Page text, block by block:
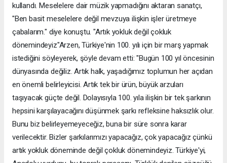
kullandı. Meselelere dair müzik yapmadığını aktaran sanatçı,
"Ben basit meselelere değil mevzuya ilişkin işler üretmeye
çabalarım." diye konuştu. "Artık yokluk değil çokluk
dönemindeyiz"Arzen, Türkiye'nin 100. yılı için bir marş yapmak
istediğini söyleyerek, şöyle devam etti: "Bugün 100 yıl öncesinin
dünyasında değiliz. Artık halk, yaşadığımız toplumun her açıdan
en önemli belirleyicisi. Artık tek bir ürün, büyük arzuları
taşıyacak güçte değil. Dolayısıyla 100. yıla ilişkin bir tek şarkının
hepsini karşılayacağını düşünmek şarkı refleksine haksızlık olur.
Bunu biz belirleyemeyeceğiz, buna bir süre sonra karar
verilecektir. Bizler şarkılarımızı yapacağız, çok yapacağız çünkü
artık yokluk döneminde değil çokluk dönemindeyiz. Türkiye'yi,